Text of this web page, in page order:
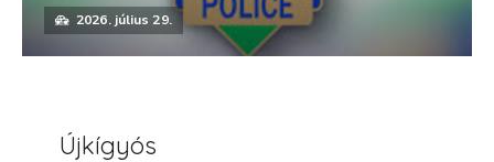
2026. július 29.
Újkígyós